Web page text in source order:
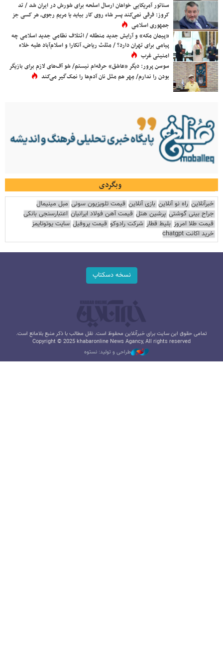
سناتور آمریکایی خواهان ارسال اسلحه برای شورش در ایران شد / تد
کروز: فرقی نمی‌کند پسر شاه روی کار بیاید یا مریم رجوی، هر کسی جز
جمهوری اسلامی
«پیمان مکه» و آرایش جدید منطقه / ائتلاف نظامی جدید اسلامی چه
پیامی برای تهران دارد؟ / مثلث ریاض، آنکارا و اسلام‌آباد علیه خلاء
امنیتی غرب
سوسن پرور: دیگر «عاشق» حرفه‌ام نیستم/ شو آف‌های لازم برای بازیگر
بودن را ندارم/ مِهر هم مثل نان آدم‌ها را نمک‌گیر می‌کند
وبگردی
خبرآنلاین راه نو آنلاین بازی آنلاین قیمت تلویزیون سونی مبل مینیمال
جراح بینی گوشتی پرشین هتل قیمت آهن فولاد ایرانیان اعتبارسنجی بانکی
قیمت طلا امروز بلیط قطار شرکت رادوکو قیمت پروفیل سایت یوتوتایمز
خرید اکانت chatgpt
نسخه دسکتاپ
تمامی حقوق این سایت برای خبرآنلاین محفوظ است. نقل مطالب با ذکر منبع بلامانع است.
Copyright © 2025 khabaronline News Agancy, All rights reserved
طراحی و تولید: نستوه